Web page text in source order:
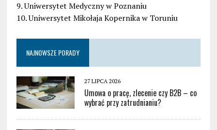
9. Uniwersytet Medyczny w Poznaniu
10. Uniwersytet Mikołaja Kopernika w Toruniu
NAJNOWSZE PORADY
27 LIPCA 2026
Umowa o pracę, zlecenie czy B2B – co
wybrać przy zatrudnianiu?